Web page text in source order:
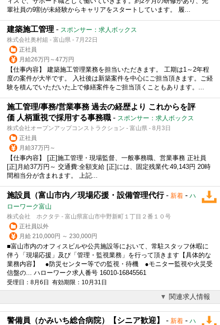
輩社員の9割が未経験からキャリアをスタートしています。 履...
建築施工管理 - スポンサー：求人ボックス
株式会社奥村組 - 富山県 - 7月22日
正社員
月給26万円～47万円
【仕事内容】 建築施工管理業務を担当いただきます。 工期は1～2年程
度の案件が大半です。 入社後は新築案件を中心にご担当頂きます。ご経
験を積んでいただいた上で修繕案件をご担当頂くこともあります。...
施工管理/事務/営業事務 過去の経歴より これからを評
価 人柄重視で採用する事務職 - スポンサー：求人ボックス
株式会社オープンアップコンストラクション - 富山県 - 8月3日
正社員
月給37万円～
【仕事内容】 [正]施工管理・現場監督、一般事務職、営業事務 正社員
[正]月給37万円～ 交通費:全額支給 [正]には、固定残業代:49,143円 20時
間相当分が含まれます。 上記...
施設員（富山市内／現場応援・設備管理代行- 新着 - ハ
ローワーク富山
株式会社 ホクタテ - 富山県富山市中野新町１丁目２番１０号
正社員以外
月給 210,000円 ～ 230,000円
■富山市内のオフィスビルや公共施設等において、常駐スタッフ休暇に
伴う「現場応援」及び「管理・監視業務」を行って頂きます【具体的な
業務内容】 ●防災センター等での監視・待機 ●モニター監視や火災受
信盤の... ハローワーク求人番号 16010-16845561
受理日：8月6日 有効期限：10月31日
関連求人情報
警備員（かみいち総合病院）【シニア歓迎】 - 新着 - ハ